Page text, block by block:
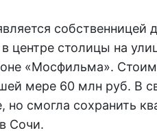
собственницей
центре столицы на
«Мосфильма».
мере 60 млн руб. В
но смогла сохранить
Сочи.